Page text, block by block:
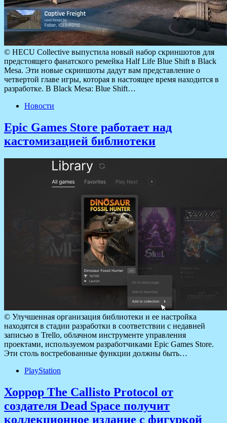
© HECU Collective выпустила новый набор скриншотов для
предстоящего фанатского ремейка Half Life Blue Shift в Black
Mesa. Эти новые скриншоты дадут вам представление о
четвертой главе игры, которая в настоящее время находится в
разработке. В Black Mesa: Blue Shift…
Новости
Epic Games Store работает над
кастомизацией библиотеки
© Улучшенная организация библиотеки и ее настройка
находятся в стадии разработки в соответствии с недавней
записью в Trello, облачном инструменте управления
проектами, используемом разработчиками Epic Games Store.
Эти столь востребованные функции должны быть…
PlayStation
Хоррор The Callisto Protocol от
создателя Dead Space получит
коллекционное издание с фигуркой